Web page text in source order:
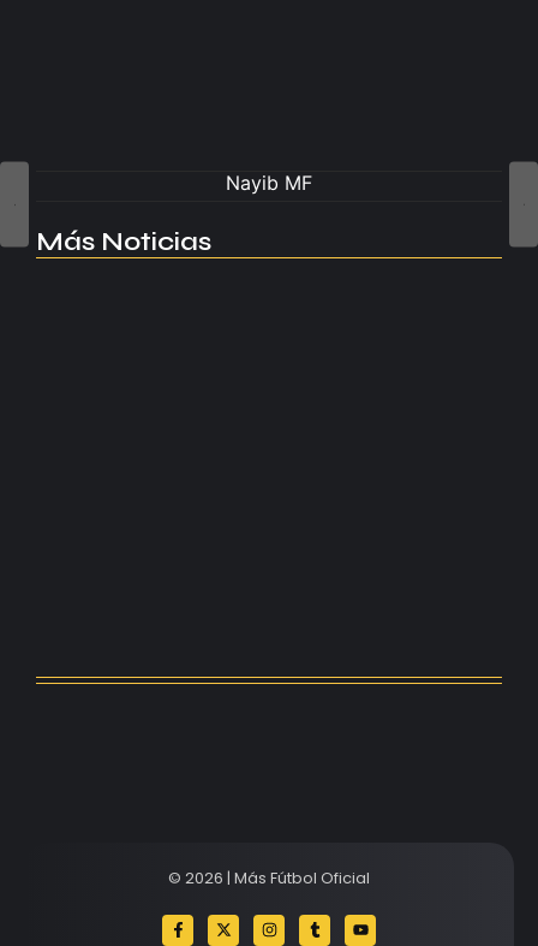
Nayib MF
Más Noticias
© 2026 | Más Fútbol Oficial